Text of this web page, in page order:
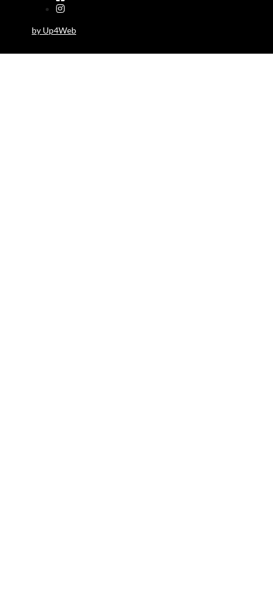
by Up4Web